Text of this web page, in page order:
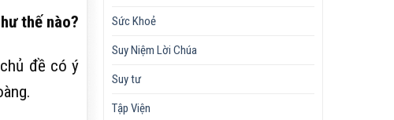
thế nào?
đề có ý
Sức Khoẻ
Suy Niệm Lời Chúa
Suy tư
Tập Viện